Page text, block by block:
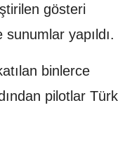
gösteri
yapıldı.
binlerce
pilotlar Türk